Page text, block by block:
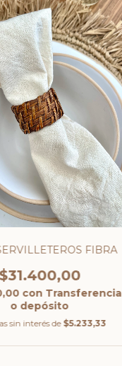
FIBRA
$31.400,00
con Transferencia
o depósito
sin interés de$5.233,33